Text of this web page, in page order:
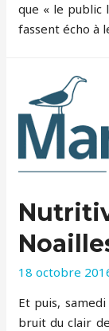
que « le public
fassent écho à
18 octobre
Et puis,
bruit du clair